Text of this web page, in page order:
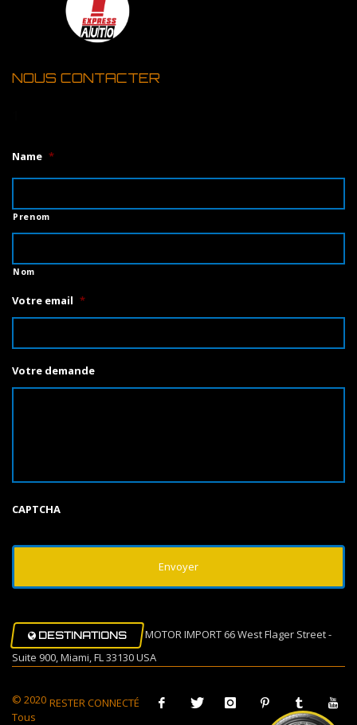
NOUS CONTACTER
Name *
Prenom
Nom
Votre email *
Votre demande
CAPTCHA
DESTINATIONS
MOTOR IMPORT 66 West Flager Street -
Suite 900, Miami, FL 33130 USA
RESTER CONNECTÉ
© 2020
Tous